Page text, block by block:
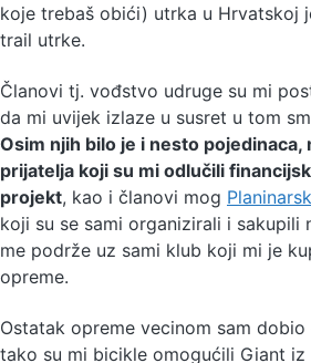
koje trebaš obići) utrka u Hrvatskoj
trail utrke.
Članovi tj. vođstvo udruge su mi
da mi uvijek izlaze u susret u tom
Osim njih bilo je i nesto pojedinaca,
prijatelja koji su mi odlučili
projekt, kao i članovi mog
koji su se sami organizirali i sakupili
me podrže uz sami klub koji mi je
opreme.
Ostatak opreme vecinom sam
tako su mi bicikle omogućili Giant iz